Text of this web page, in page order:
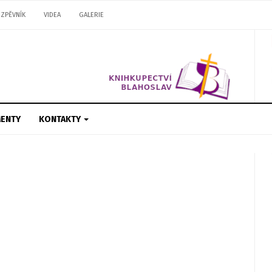
ZPĚVNÍK VIDEA GALERIE
KONTAKTY